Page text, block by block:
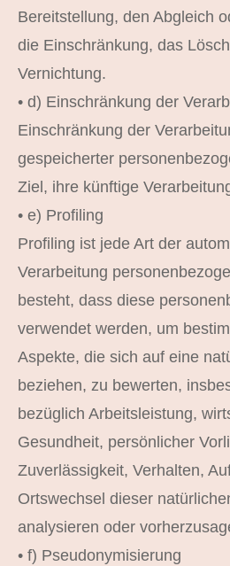
Bereitstellung, den Abgleich
die Einschränkung, das
Vernichtung.
• d) Einschränkung der
Einschränkung der
gespeicherter
Ziel, ihre künftige
• e) Profiling
Profiling ist jede Art der
Verarbeitung
besteht, dass diese
verwendet werden, um
Aspekte, die sich auf eine
beziehen, zu bewerten,
bezüglich Arbeitsleistung,
Gesundheit, persönlicher
Zuverlässigkeit, Verhalten,
Ortswechsel dieser
analysieren oder
• f) Pseudonymisierung